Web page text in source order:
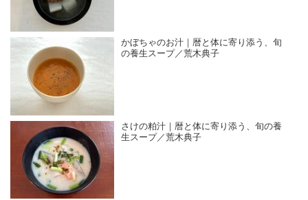
かぼちゃのお汁｜暦と体に寄り添う、旬
の養生スープ／荒木典子
さけの粕汁｜暦と体に寄り添う、旬の養
生スープ／荒木典子